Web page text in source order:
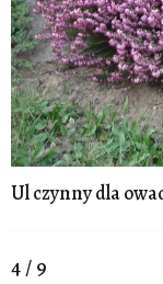
Ul czynny dla
4 / 9